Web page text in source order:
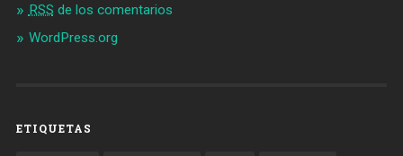
RSS de los comentarios
WordPress.org
ETIQUETAS